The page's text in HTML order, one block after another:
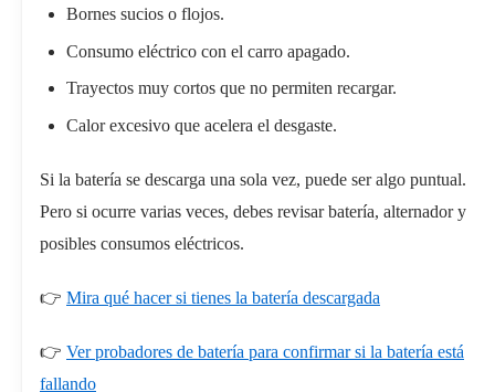
Bornes sucios o flojos.
Consumo eléctrico con el carro apagado.
Trayectos muy cortos que no permiten recargar.
Calor excesivo que acelera el desgaste.
Si la batería se descarga una sola vez, puede ser algo puntual.
Pero si ocurre varias veces, debes revisar batería, alternador y
posibles consumos eléctricos.
👉 Mira qué hacer si tienes la batería descargada
👉 Ver probadores de batería para confirmar si la batería está
fallando